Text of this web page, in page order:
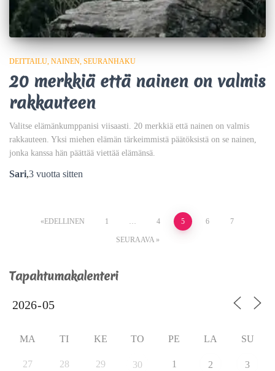
DEITTAILU NAINEN SEURANHAKU
20 merkkiä että nainen on valmis
rakkauteen
Valitse elämänkumppanisi viisaasti. 20 merkkiä että nainen on valmis
rakkauteen. Yksi miehen elämän tärkeimmistä päätöksistä on se nainen,
jonka kanssa hän päättää viettää elämänsä.
Sari,3 vuotta sitten
EDELLINEN 1 … 4 5 6 7
SEURAAVA
Tapahtumakalenteri
MA TI KE TO PE LA SU
27 28 29 30 1 2 3